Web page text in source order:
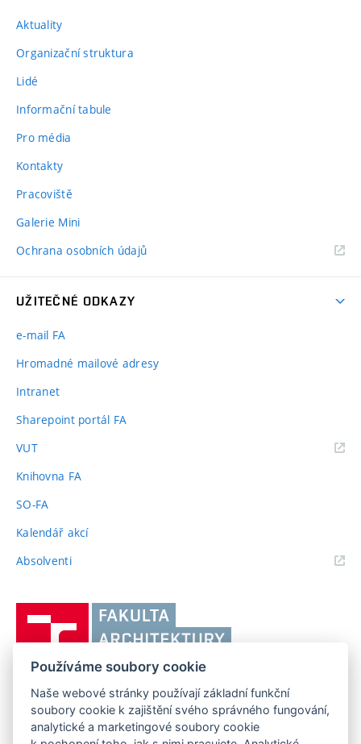
Aktuality
Organizační struktura
Lidé
Informační tabule
Pro média
Kontakty
Pracoviště
Galerie Mini
Ochrana osobních údajů
UŽITEČNÉ ODKAZY
e-mail FA
Hromadné mailové adresy
Intranet
Sharepoint portál FA
VUT(externí
Knihovna FA
SO-FA
Kalendář akcí
Absolventi(externí
Brně,
Fakulta
architektury
FAKULTA ARCHITEKTURY VUT V BRNĚ
Poříčí 273/5, 639 00 Brno
www.fa.vutbr.cz
Používáme soubory cookie
Naše webové stránky používají základní funkční
soubory cookie k zajištění svého správného fungování,
analytické a marketingové soubory cookie